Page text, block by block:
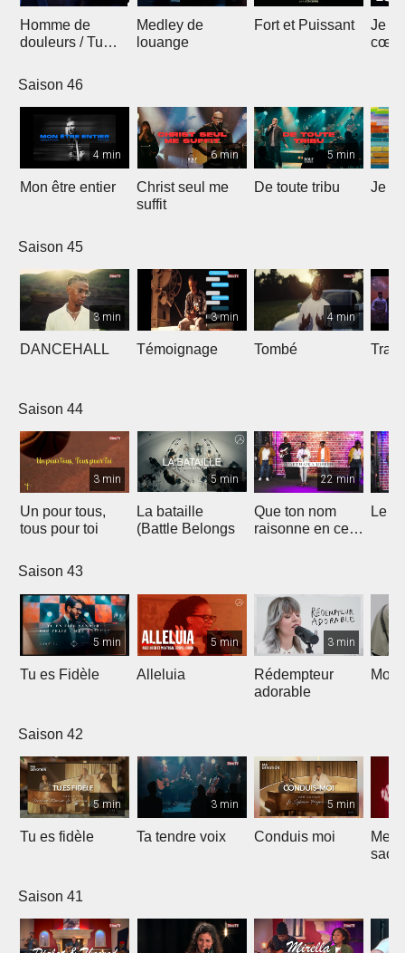
Homme de
douleurs / Tu
Medley de
louange
Fort et Puissant
Je
cœur
Saison 46
4 min
Mon être entier
6 min
Christ seul me
suffit
5 min
De toute tribu Je
Saison 45
3 min
DANCEHALL
3 min
Témoignage
4 min
Tombé
Saison 44
3 min
Un pour tous,
tous pour toi
5 min
La bataille
(Battle Belongs
22 min
Que ton nom
raisonne en ce
Le
Saison 43
5 min
Tu es Fidèle
5 min
Alleluia
3 min
Rédempteur
adorable
Mon
Saison 42
5 min
Tu es fidèle
3 min
Ta tendre voix
5 min
Conduis moi
Saison 41